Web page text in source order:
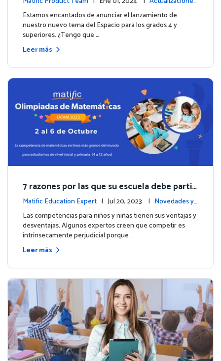
de la plataforma
Estamos encantados de anunciar el lanzamiento de
nuestro nuevo tema del Espacio para los grados 4 y
superiores. ¿Tengo que …
Leer más
7 razones por las que su escuela debe partici
par en las Olimpiadas de Matemáticas de M
atific 2023
Matific Education Expert | Jul 20, 2023 | Novedades y
eventos
Las competencias para niños y niñas tienen sus ventajas y
desventajas. Algunos expertos creen que competir es
intrínsecamente perjudicial porque …
Leer más